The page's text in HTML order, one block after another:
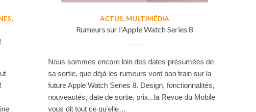
,
ACTUS, MULTIMÉDIA
Rumeurs sur l'Apple Watch Series 8
Nous sommes encore loin des dates présumées de
sa sortie, que déjà les rumeurs vont bon train sur la
future Apple Watch Series 8. Design, fonctionnalités,
nouveautés, date de sortie, prix...la Revue du Mobile
vous dit tout ce qu'elle…